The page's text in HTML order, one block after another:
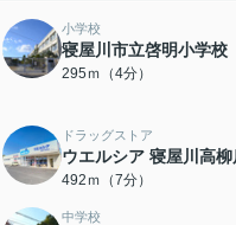
小学校
寝屋川市立啓明小学校
295ｍ（4分）
ドラッグストア
ウエルシア 寝屋川高柳
492ｍ（7分）
中学校